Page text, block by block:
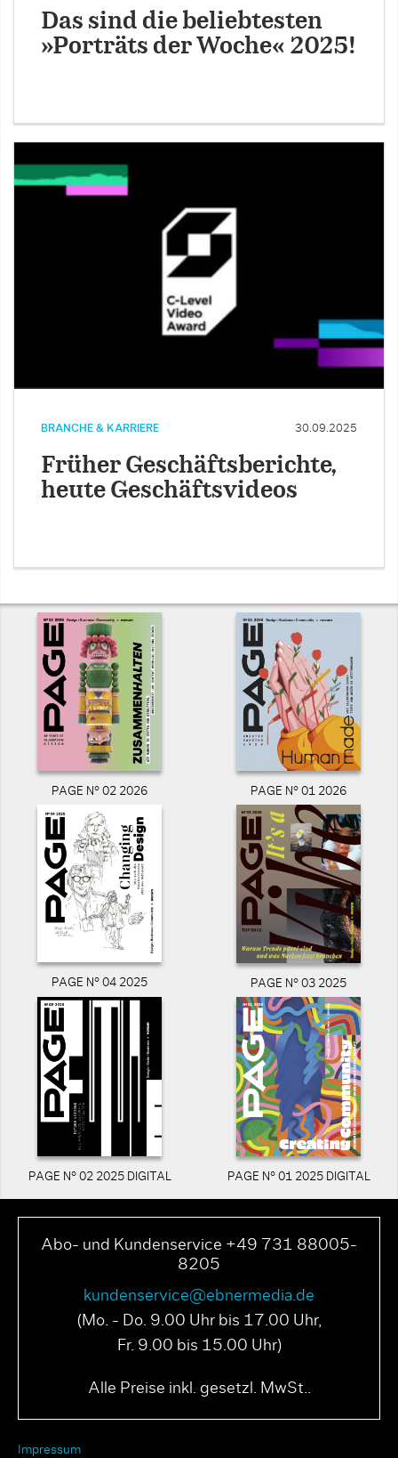
Das sind die beliebtesten
»Porträts der Woche« 2025!
BRANCHE & KARRIERE 30.09.2025
Früher Geschäftsberichte,
heute Geschäftsvideos
PAGE N° 02 2026 PAGE N° 01 2026
PAGE N° 04 2025 PAGE N° 03 2025
PAGE N° 02 2025 DIGITAL PAGE N° 01 2025 DIGITAL
Abo- und Kundenservice +49 731 88005-
8205
kundenservice@ebnermedia.de
(Mo. - Do. 9.00 Uhr bis 17.00 Uhr,
Fr. 9.00 bis 15.00 Uhr)
Alle Preise inkl. gesetzl. MwSt..
Impressum